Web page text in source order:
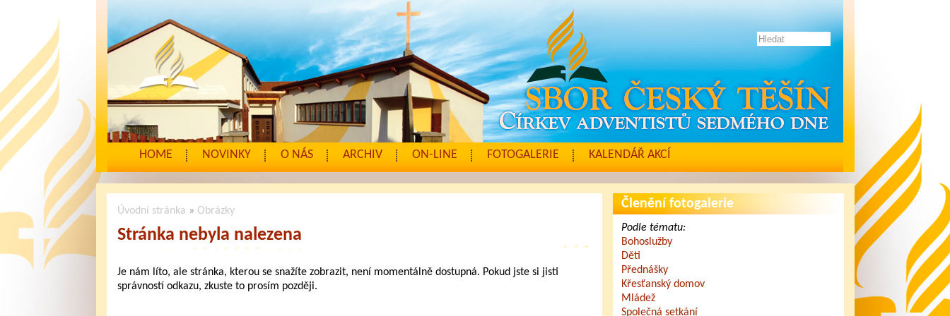
HOME NOVINKY O NÁS ARCHIV ON-LINE FOTOGALERIE KALENDÁŘ AKCÍ
Úvodní stránka » Obrázky
Stránka nebyla nalezena
Je nám líto, ale stránka, kterou se snažíte zobrazit, není momentálně dostupná. Pokud jste si jisti
správností odkazu, zkuste to prosím později.
Členění fotogalerie
Podle tématu:
Bohoslužby
Děti
Přednášky
Křesťanský domov
Mládež
Společná setkání